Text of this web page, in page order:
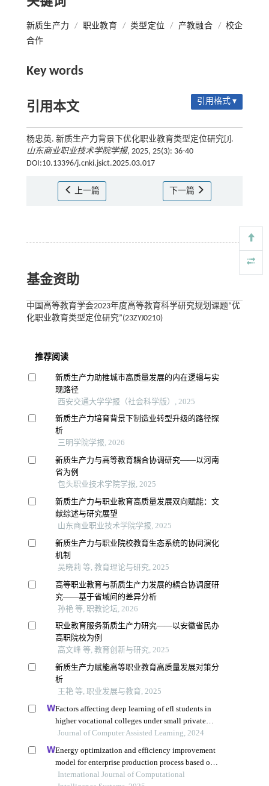
新质生产力 / 职业教育 / 类型定位 / 产教融合 / 校企
合作
Key words
引用本文 引用格式 ▾
杨忠英. 新质生产力背景下优化职业教育类型定位研究[J].
山东商业职业技术学院学报, 2025, 25(3): 36-40
DOI:10.13396/j.cnki.jsict.2025.03.017
上一篇 下一篇
基金资助
中国高等教育学会2023年度高等教育科学研究规划课题“优
化职业教育类型定位研究”(23ZYJ0210)